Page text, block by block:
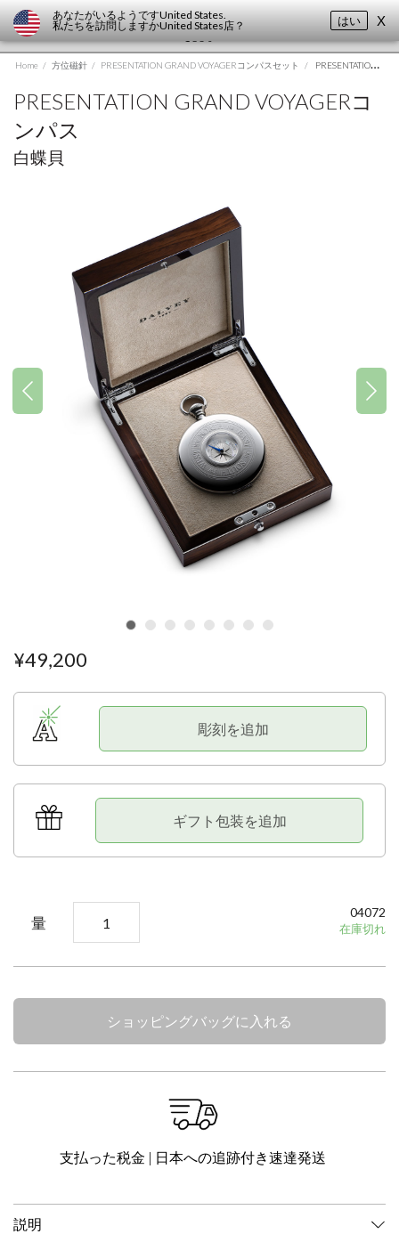
あなたがいるようですUnited States.
私たちを訪問しますかUnited States店？ はい X
Home / 方位磁針 / PRESENTATION GRAND VOYAGERコンパスセット / PRESENTATION GRAND VOYAGERコンパス
PRESENTATION GRAND VOYAGERコ
ンパス
白蝶貝
¥49,200
彫刻を追加
ギフト包装を追加
量
04072
在庫切れ
ショッピングバッグに入れる
支払った税金 | 日本への追跡付き速達発送
説明